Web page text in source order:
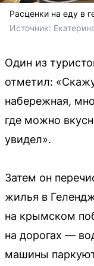
Расценки на еду в
Источник:
Один из
отметил:
набережная,
где можно
увидел».
Затем он
жилья в
на крымском
на дорогах —
машины